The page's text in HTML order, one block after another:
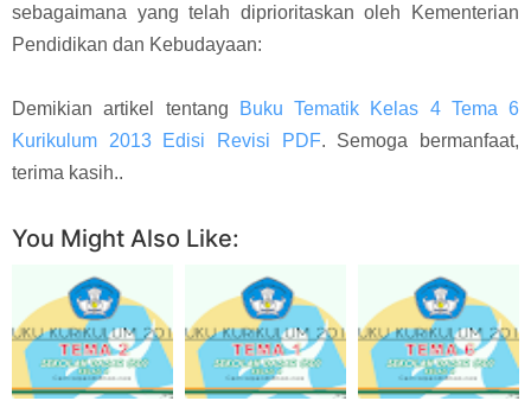
sebagaimana yang telah diprioritaskan oleh Kementerian
Pendidikan dan Kebudayaan:
Demikian artikel tentang
Buku Tematik Kelas 4 Tema 6
Kurikulum 2013 Edisi Revisi PDF. Semoga bermanfaat,
terima kasih..
You Might Also Like: